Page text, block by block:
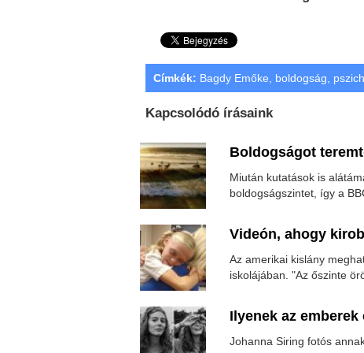
Címkék: Bagdy Emőke boldogság
Kapcsolódó írásaink
Boldogságot
Miután kutatások is
boldogságszintet, így a
Videón, ahogy
Az amerikai kislány
iskolájában. "Az őszinte
Ilyenek az
Johanna Siring fotós